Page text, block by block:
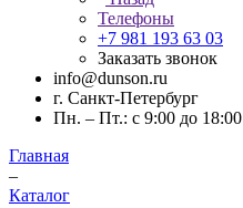
Телефоны
+7 981 193 63 03
Заказать звонок
info@dunson.ru
г. Санкт-Петербург
Пн. – Пт.: с 9:00 до 18:00
Главная
–
Каталог